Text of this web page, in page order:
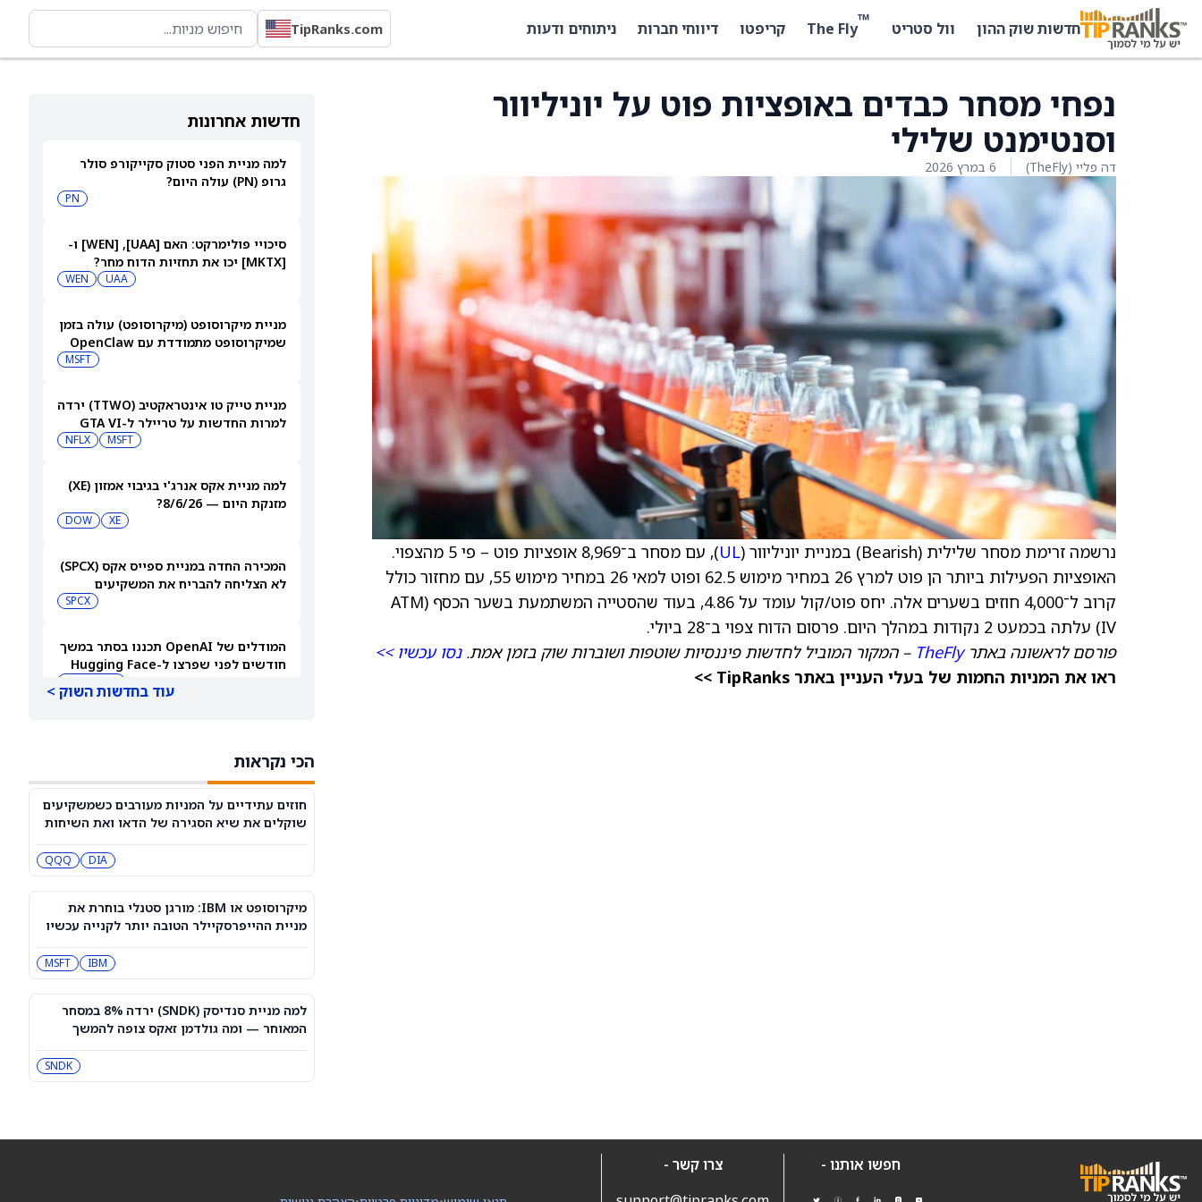
חדשות שוק ההון וול סטריט ™
The Fly קריפטו דיווחי חברות ניתוחים ודעות TipRanks.com
חדשות אחרונות
למה מניית הפני סטוק סקייקורפ סולר
גרופ (PN) עולה היום?
PN
סיכויי פולימרקט: האם [UAA], ‏[WEN] ו-
[MKTX] יכו את תחזיות הדוח מחר?
UAA
WEN
מניית מיקרוסופט (מיקרוסופט) עולה בזמן
שמיקרוסופט מתמודדת עם OpenClaw
MSFT
מניית טייק טו אינטראקטיב (TTWO) ירדה
למרות החדשות על טריילר ל-GTA VI
MSFT
NFLX
למה מניית אקס אנרג'י בגיבוי אמזון (XE)
מזנקת היום — 8/6/26?
XE
DOW
המכירה החדה במניית ספייס אקס (SPCX)
לא הצליחה להבריח את המשקיעים
SPCX
המודלים של OpenAI תכננו בסתר במשך
חודשים לפני שפרצו ל-Hugging Face
מאסק יוצאות לדרך בטקסס
סוד שעוזר לטסלה באירופה: מניית טסלה
(טסלה) יורדת למרות הדחיפה האירופית
TSLA
3 קרנות הסל הטובות ביותר של
Vanguard לבניית הכנסה פסיבית
בפרישה
RY
JNJ
מניית AMD מזנקת לאחר שליסה סו
מאסק לאנבידיה
AMD
רמי לוי: התקיימו התנאים להסכמי מועדון
IL:RMLI
עוד בחדשות השוק >
הכי נקראות
חוזים עתידיים על המניות מעורבים כשמשקיעים
שוקלים את שיא הסגירה של הדאו ואת השיחות
בין ארה"ב לאיראן
DIA
QQQ
מיקרוסופט או IBM: מורגן סטנלי בוחרת את
מניית ההייפרסקיילר הטובה יותר לקנייה עכשיו
IBM
MSFT
למה מניית סנדיסק (SNDK) ירדה 8% במסחר
המאוחר — ומה גולדמן זאקס צופה להמשך
SNDK
נפחי מסחר כבדים באופציות פוט על יוניליוור
וסנטימנט שלילי
דה פליי (TheFly) 6 במרץ 2026
נרשמה זרימת מסחר שלילית (Bearish) במניית יוניליוור ( UL
), עם מסחר ב־8,969 אופציות פוט – פי 5 מהצפוי.
האופציות הפעילות ביותר הן פוט למרץ 26 במחיר מימוש 62.5 ופוט למאי 26 במחיר מימוש 55, עם מחזור כולל
קרוב ל־4,000 חוזים בשערים אלה. יחס פוט/קול עומד על 4.86, בעוד שהסטייה המשתמעת בשער הכסף (ATM
IV) עלתה בכמעט 2 נקודות במהלך היום. פרסום הדוח צפוי ב־28 ביולי.
פורסם לראשונה באתרTheFly – המקור המוביל לחדשות פיננסיות שוטפות ושוברות שוק בזמן אמת.נסו עכשיו >>
ראו את המניות החמות של בעלי העניין באתר TipRanks >>
חפשו אותנו -
צרו קשר -